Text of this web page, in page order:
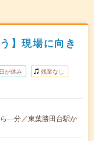
】現場に向き
が休み 残業なし
---分／東葉勝田台駅か